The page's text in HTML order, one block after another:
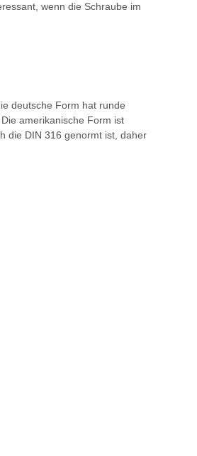
wenn die Schraube im
deutsche Form hat runde
amerikanische Form ist
die DIN 316 genormt ist, daher